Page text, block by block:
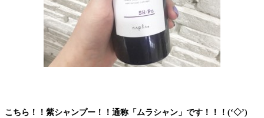
こちら！！紫シャンプー！！通称「ムラシャン」です！！！(‘◇’)ゞ